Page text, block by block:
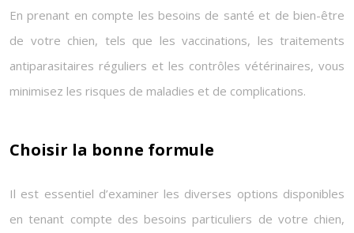
En prenant en compte les besoins de santé et de bien-être
de votre chien, tels que les vaccinations, les traitements
antiparasitaires réguliers et les contrôles vétérinaires, vous
minimisez les risques de maladies et de complications.
Choisir la bonne formule
Il est essentiel d’examiner les diverses options disponibles
en tenant compte des besoins particuliers de votre chien,